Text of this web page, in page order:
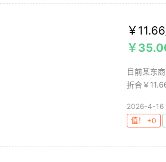
￥
￥
目前某东
折合￥
2026-4-16
值！ +0